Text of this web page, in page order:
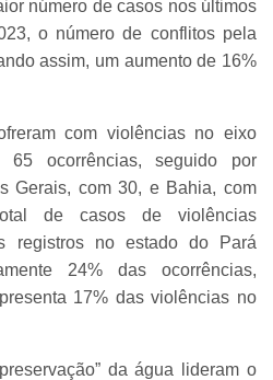
número de casos nos últimos
o número de conflitos pela
assim, um aumento de 16%
com violências no eixo
ocorrências, seguido por
Gerais, com 30, e Bahia, com
de casos de violências
registros no estado do Pará
24% das ocorrências,
17% das violências no
da água lideram o